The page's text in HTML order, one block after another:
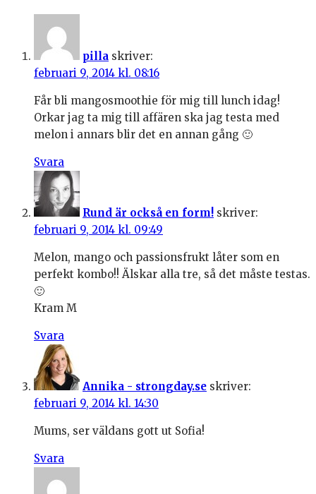
pilla skriver:
februari 9, 2014 kl. 08:16
Får bli mangosmoothie för mig till lunch idag!
Orkar jag ta mig till affären ska jag testa med
melon i annars blir det en annan gång 🙂
Svara
Rund är också en form! skriver:
februari 9, 2014 kl. 09:49
Melon, mango och passionsfrukt låter som en
perfekt kombo!! Älskar alla tre, så det måste testas.
🙂
Kram M
Svara
Annika - strongday.se skriver:
februari 9, 2014 kl. 14:30
Mums, ser väldans gott ut Sofia!
Svara